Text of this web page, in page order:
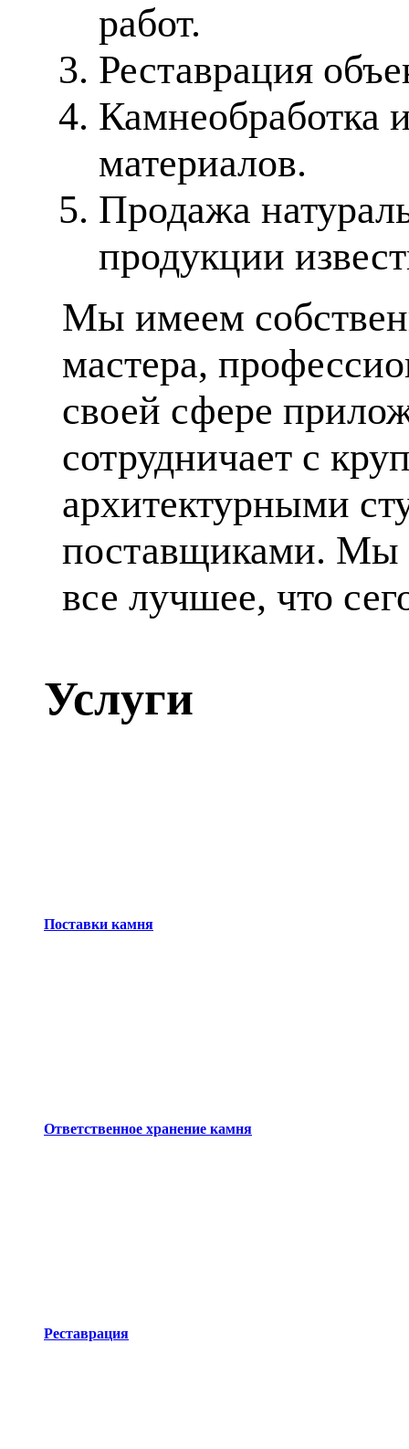
работ.
Реставрация
Камнеобработка
материалов.
Продажа
продукции
Мы имеем
мастера,
своей сфере
сотрудничает с
архитектурными
поставщиками. Мы
все лучшее, что
Услуги
Поставки камня
Ответственное хранение камня
Реставрация